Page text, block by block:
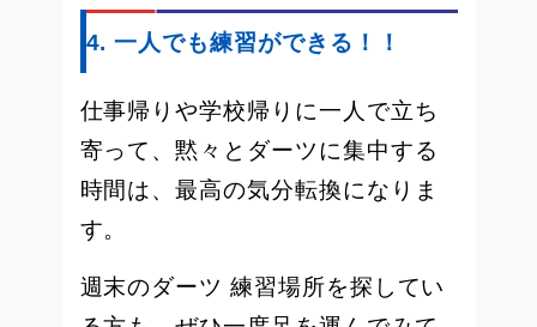
4. 一人でも練習ができる！！
仕事帰りや学校帰りに一人で立ち
寄って、黙々とダーツに集中する
時間は、最高の気分転換になりま
す。
週末のダーツ 練習場所を探してい